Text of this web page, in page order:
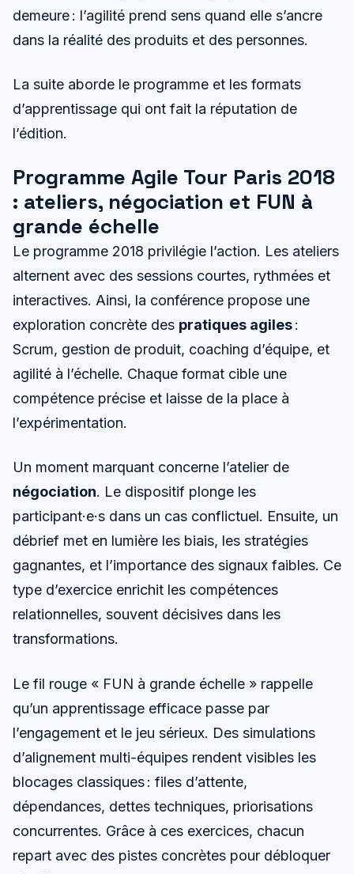
demeure : l’agilité prend sens quand elle s’ancre
dans la réalité des produits et des personnes.
La suite aborde le programme et les formats
d’apprentissage qui ont fait la réputation de
l’édition.
Programme Agile Tour Paris 2018
: ateliers, négociation et FUN à
grande échelle
Le programme 2018 privilégie l’action. Les ateliers
alternent avec des sessions courtes, rythmées et
interactives. Ainsi, la conférence propose une
exploration concrète des pratiques agiles:
Scrum, gestion de produit, coaching d’équipe, et
agilité à l’échelle. Chaque format cible une
compétence précise et laisse de la place à
l’expérimentation.
Un moment marquant concerne l’atelier de
négociation. Le dispositif plonge les
participant·e·s dans un cas conflictuel. Ensuite, un
débrief met en lumière les biais, les stratégies
gagnantes, et l’importance des signaux faibles. Ce
type d’exercice enrichit les compétences
relationnelles, souvent décisives dans les
transformations.
Le fil rouge « FUN à grande échelle » rappelle
qu’un apprentissage efficace passe par
l’engagement et le jeu sérieux. Des simulations
d’alignement multi-équipes rendent visibles les
blocages classiques : files d’attente,
dépendances, dettes techniques, priorisations
concurrentes. Grâce à ces exercices, chacun
repart avec des pistes concrètes pour débloquer